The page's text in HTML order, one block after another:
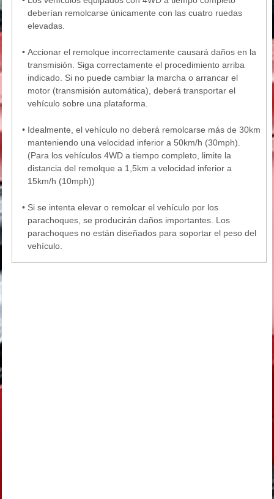
deberían remolcarse únicamente con las cuatro ruedas
elevadas.
• Accionar el remolque incorrectamente causará daños en la
transmisión. Siga correctamente el procedimiento arriba
indicado. Si no puede cambiar la marcha o arrancar el
motor (transmisión automática), deberá transportar el
vehículo sobre una plataforma.
• Idealmente, el vehículo no deberá remolcarse más de 30km
manteniendo una velocidad inferior a 50km/h (30mph).
(Para los vehículos 4WD a tiempo completo, limite la
distancia del remolque a 1,5km a velocidad inferior a
15km/h (10mph))
• Si se intenta elevar o remolcar el vehículo por los
parachoques, se producirán daños importantes. Los
parachoques no están diseñados para soportar el peso del
vehículo.